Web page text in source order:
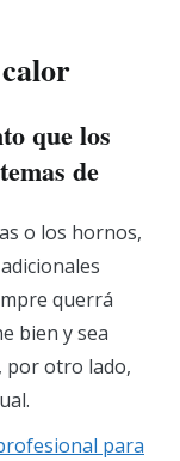
que los
de
o los hornos,
querrá
bien y sea
por otro lado,
para